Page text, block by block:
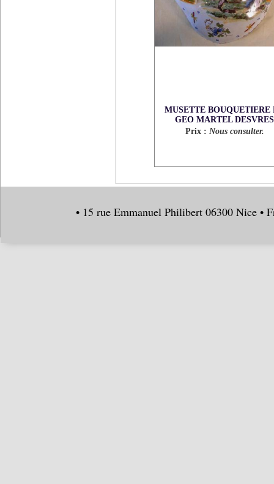
MUSETTE BOUQUETIERE
GEO MARTEL DESVRES
Prix : Nous consulter.
• 15 rue Emmanuel Philibert 06300 Nice •